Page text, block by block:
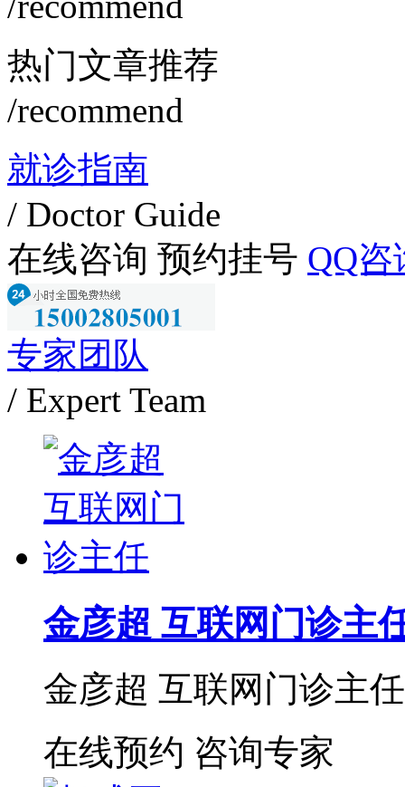
热门文章推荐
/recommend
就诊指南
/ Doctor Guide
在线咨询 预约挂号 QQ咨
专家团队
/ Expert Team
金彦超 互联网门诊主
金彦超 互联网门诊主
在线预约 咨询专家